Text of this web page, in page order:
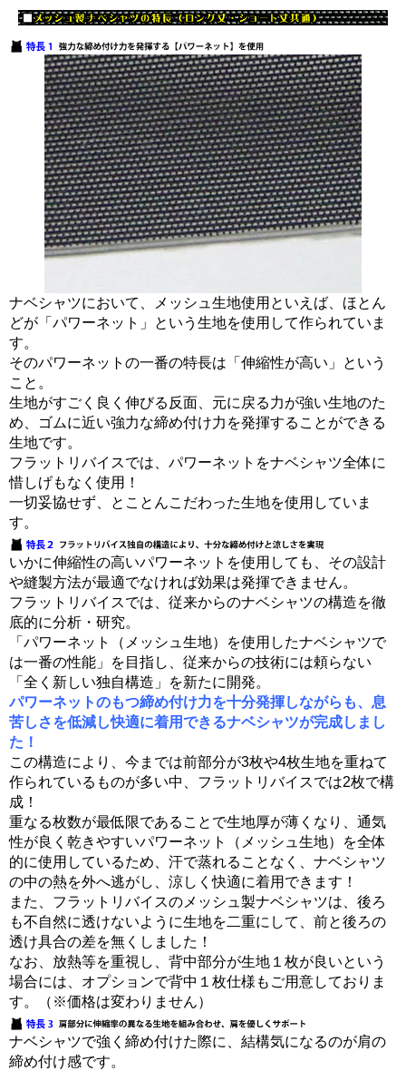
ナベシャツにおいて、メッシュ生地使用といえば、ほとん
どが「パワーネット」という生地を使用して作られていま
す。
そのパワーネットの一番の特長は「伸縮性が高い」という
こと。
生地がすごく良く伸びる反面、元に戻る力が強い生地のた
め、ゴムに近い強力な締め付け力を発揮することができる
生地です。
フラットリバイスでは、パワーネットをナベシャツ全体に
惜しげもなく使用！
一切妥協せず、とことんこだわった生地を使用していま
す。
いかに伸縮性の高いパワーネットを使用しても、その設計
や縫製方法が最適でなければ効果は発揮できません。
フラットリバイスでは、従来からのナベシャツの構造を徹
底的に分析・研究。
「パワーネット（メッシュ生地）を使用したナベシャツで
は一番の性能」を目指し、従来からの技術には頼らない
「全く新しい独自構造」を新たに開発。
パワーネットのもつ締め付け力を十分発揮しながらも、息
苦しさを低減し快適に着用できるナベシャツが完成しまし
た！
この構造により、今までは前部分が3枚や4枚生地を重ねて
作られているものが多い中、フラットリバイスでは2枚で構
成！
重なる枚数が最低限であることで生地厚が薄くなり、通気
性が良く乾きやすいパワーネット（メッシュ生地）を全体
的に使用しているため、汗で蒸れることなく、ナベシャツ
の中の熱を外へ逃がし、涼しく快適に着用できます！
また、フラットリバイスのメッシュ製ナベシャツは、後ろ
も不自然に透けないように生地を二重にして、前と後ろの
透け具合の差を無くしました！
なお、放熱等を重視し、背中部分が生地１枚が良いという
場合には、オプションで背中１枚仕様もご用意しておりま
す。（※価格は変わりません）
ナベシャツで強く締め付けた際に、結構気になるのが肩の
締め付け感です。